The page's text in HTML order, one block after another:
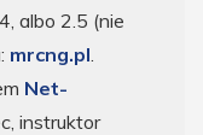
albo 2.5 (nie
mrcng.pl
Net-
instruktor